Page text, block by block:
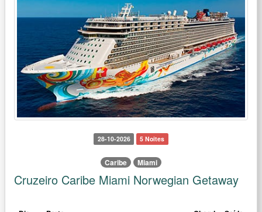
28-10-2026 5 Noites
Caribe Miami
Cruzeiro Caribe Miami Norwegian Getaway